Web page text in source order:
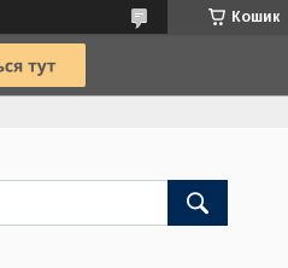
Кошик